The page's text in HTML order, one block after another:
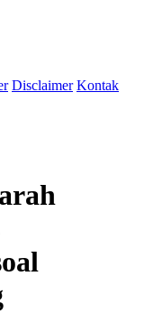
Disclaimer Kontak